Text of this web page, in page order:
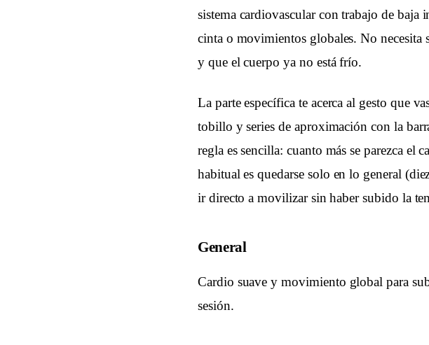
sistema cardiovascular con trabajo de
cinta o movimientos globales. No necesita
y que el cuerpo ya no está frío.
La parte específica te acerca al gesto que
tobillo y series de aproximación con la
regla es sencilla: cuanto más se parezca
habitual es quedarse solo en lo general
ir directo a movilizar sin haber subido la
General
Cardio suave y movimiento global para
sesión.